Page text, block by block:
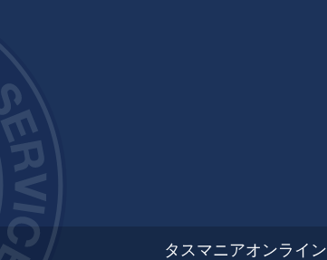
タスマニアオンライン